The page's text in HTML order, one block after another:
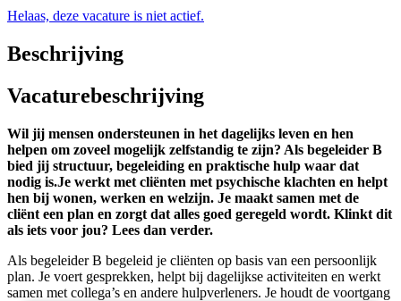
Helaas, deze vacature is niet actief.
Beschrijving
Vacaturebeschrijving
Wil jij mensen ondersteunen in het dagelijks leven en hen
helpen om zoveel mogelijk zelfstandig te zijn? Als begeleider B
bied jij structuur, begeleiding en praktische hulp waar dat
nodig is.Je werkt met cliënten met psychische klachten en helpt
hen bij wonen, werken en welzijn. Je maakt samen met de
cliënt een plan en zorgt dat alles goed geregeld wordt. Klinkt dit
als iets voor jou? Lees dan verder.
Als begeleider B begeleid je cliënten op basis van een persoonlijk
plan. Je voert gesprekken, helpt bij dagelijkse activiteiten en werkt
samen met collega’s en andere hulpverleners. Je houdt de voortgang